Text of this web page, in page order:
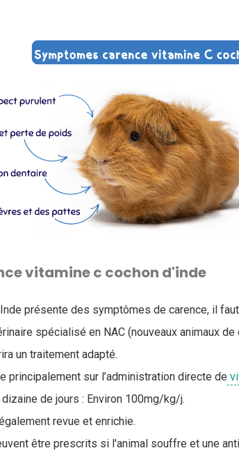
vitamine c cochon d'inde
présente des symptômes de carence, il
spécialisé en NAC (nouveaux animaux
un traitement adapté.
principalement sur l’administration directe de
de jours : Environ 100mg/kg/j.
revue et enrichie.
être prescrits si l'animal souffre et une